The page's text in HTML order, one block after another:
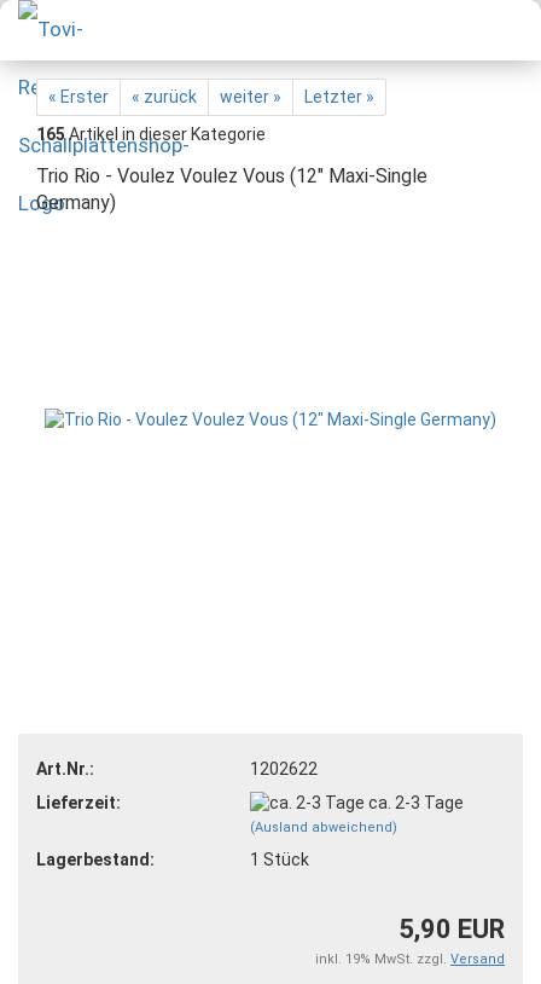
« Erster « zurück weiter »
Letzter »
165Artikel in dieser Kategorie
Trio Rio - Voulez Voulez Vous (12" Maxi-Single
Germany)
Art.Nr.:
1202622
Lieferzeit:
ca. 2-3 Tage
(Ausland abweichend)
Lagerbestand: 1 Stück
5,90 EUR
inkl. 19% MwSt. zzgl. Versand